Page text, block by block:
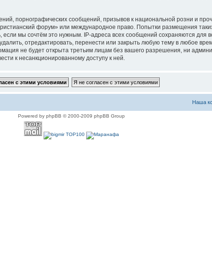
порнографических сообщений, призывов к национальной розни и
форум» или международное право. Попытки размещения
мы сочтём это нужным. IP-адреса всех сообщений сохраняются для
отредактировать, перенести или закрыть любую тему в любое
не будет открыта третьим лицам без вашего разрешения, ни
к несанкционированному доступу к ней.
Наша
Powered by phpBB © 2000-2009 phpBB Group